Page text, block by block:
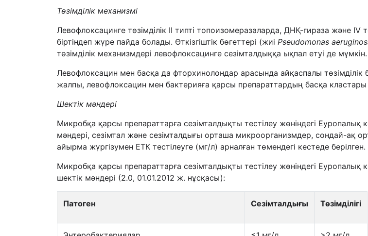
Төзімділік механизмі
Левофлоксацинге төзімділік II типті топоизомеразаларда, ДНҚ-гираза және
біртіндеп жүре пайда болады. Өткізгіштік бөгеттері (жиі Pseudomonas
төзімділік механизмдері левофлоксацинге сезімталдыққа ықпал етуі де мүмкін.
Левофлоксацин мен басқа да фторхинолондар арасында айқаспалы төзімділік
жалпы, левофлоксацин мен бактерияға қарсы препараттардың басқа
Шектік мәндері
Микробқа қарсы препараттарға сезімталдықты тестілеу жөніндегі
мәндері, сезімтал және сезімталдығы орташа микроорганизмдер, сондай-ақ
айырма жүргізумен ЕТК тестілеуге (мг/л) арналған төмендегі кестеде берілген.
Микробқа қарсы препараттарға сезімталдықты тестілеу жөніндегі
шектік мәндері (2.0, 01.01.2012 ж. нұсқасы):
Патоген Сезімталдығы Төзімділігі